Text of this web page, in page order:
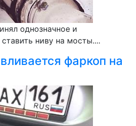
однозначное и
ниву на мосты....
фаркоп на